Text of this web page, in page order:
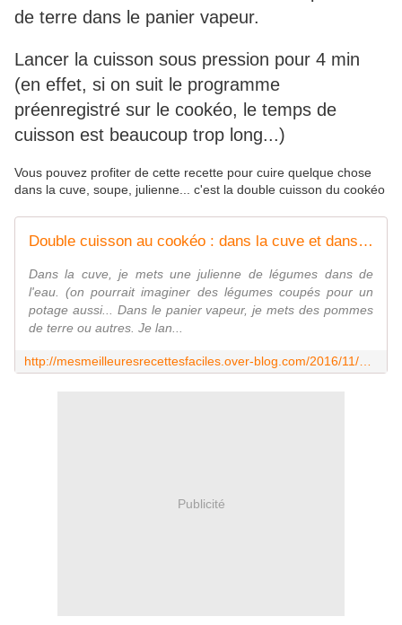
de terre dans le panier vapeur.
Lancer la cuisson sous pression pour 4 min
(en effet, si on suit le programme
préenregistré sur le cookéo, le temps de
cuisson est beaucoup trop long...)
Vous pouvez profiter de cette recette pour cuire quelque chose
dans la cuve, soupe, julienne... c'est la double cuisson du cookéo
Double cuisson au cookéo : dans la cuve et dans le panier vapeur en même temps - Mes Meilleures Recettes Faciles
Dans la cuve, je mets une julienne de légumes dans de
l'eau. (on pourrait imaginer des légumes coupés pour un
potage aussi... Dans le panier vapeur, je mets des pommes
de terre ou autres. Je lan...
Publicité